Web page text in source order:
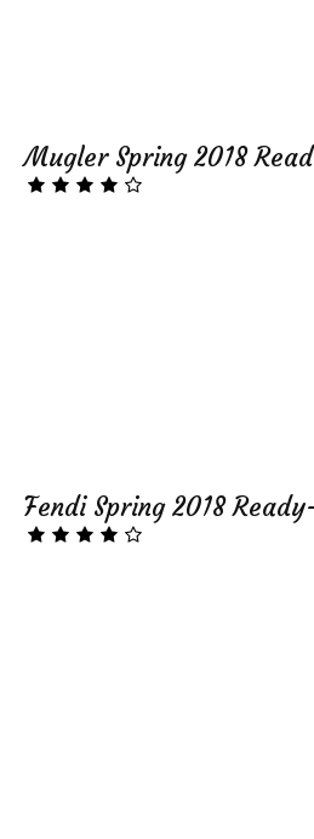
Mugler Spring 2018
Fendi Spring 2018